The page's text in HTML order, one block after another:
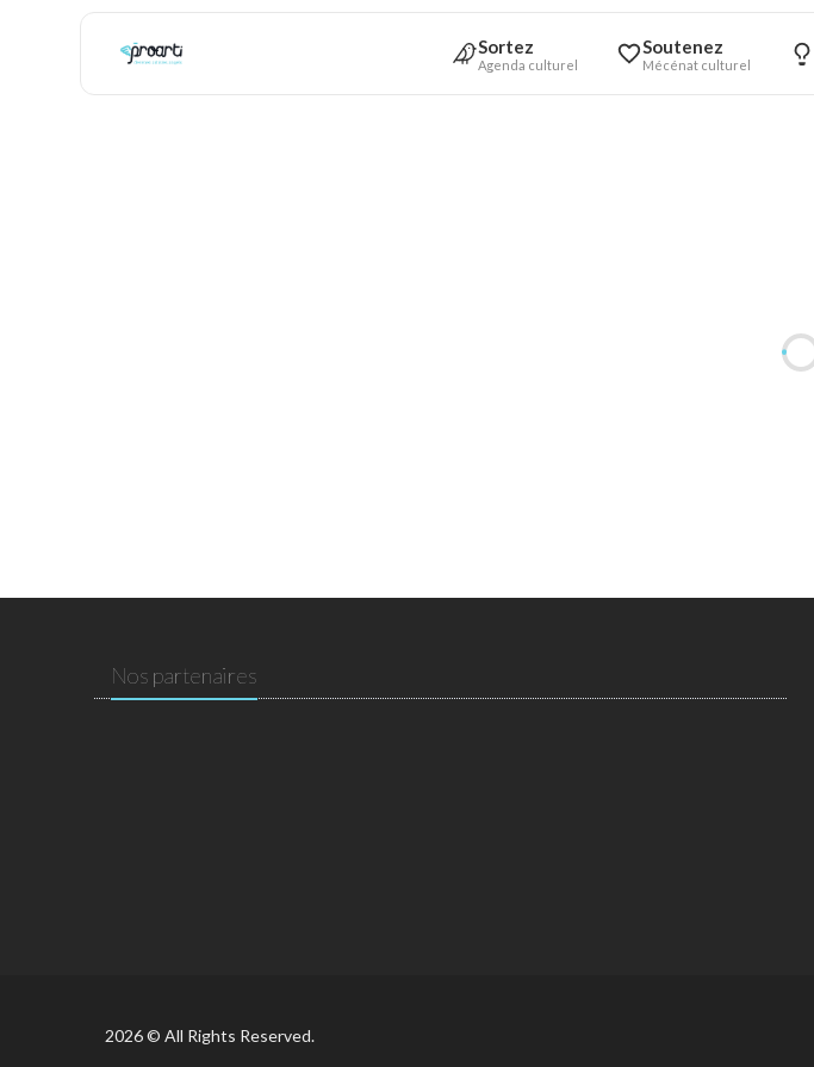
Sortez
Agenda culturel
Soutenez
Mécénat culturel
Nos partenaires
2026 © All Rights Reserved.